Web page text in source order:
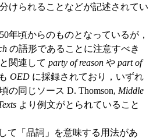
けられることなどが記述されてい
年頃からのものとなっているが，
の語形であることに注意すべき
関連して party of reason や part of
OED に採録されており，いずれ
の同じソース D. Thomson, Middle
より例文がとられていること
て「品詞」を意味する用法があ